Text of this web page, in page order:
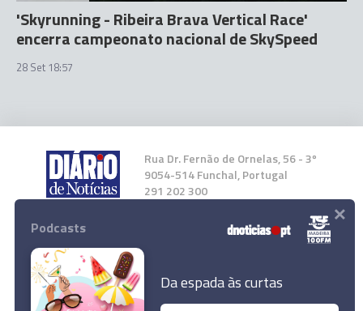
'Skyrunning - Ribeira Brava Vertical Race'
encerra campeonato nacional de SkySpeed
28 Set 18:57
Rua Dr. Fernão de Ornelas, 56 - 3º
9054-514 Funchal, Portugal
291 202 300
Instale a nossa App
Podcasts
Da espada às curtas
×